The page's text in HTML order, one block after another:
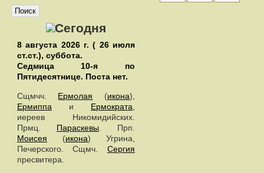
8 августа 2026 г. ( 26 июля
ст.ст.), суббота.
Седмица 10-я по
Пятидесятнице. Поста нет.
Сщмчч. Ермолая (икона),
Ермиппа и Ермократа
иереев Никомидийских.
Прмц. Параскевы . Прп.
Моисея (икона) Угрина,
Печерского. Сщмч. Сергия
пресвитера.